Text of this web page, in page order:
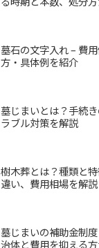
墓石の文字入れ – 費
方・具体例を紹介
墓じまいとは？手続
ラブル対策を解説
樹木葬とは？種類と
違い、費用相場を解説
墓じまいの補助金制
治体と費用を抑える